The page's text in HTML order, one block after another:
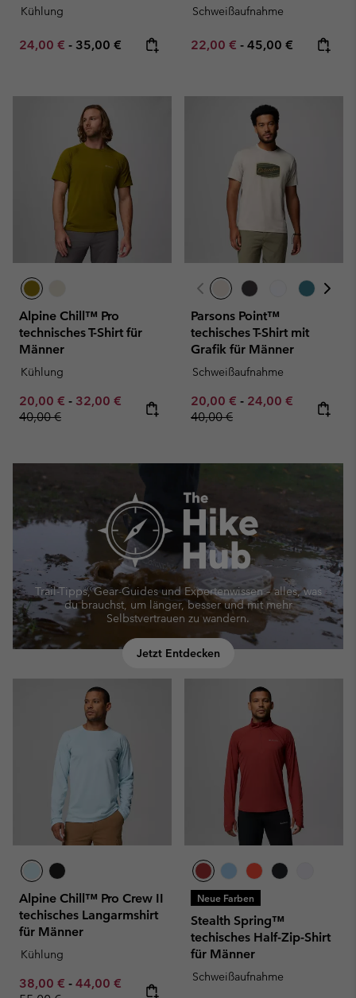
Kühlung
Minimum sale price:
24,00 € - Maximum price:
35,00 €
Schweißaufnahme
Minimum sale price:
22,00 € - Maximum price:
45,00 €
Alpine Chill™ Pro
technisches T-Shirt für
Männer
Kühlung
Minimum sale price:
20,00 € - Maximum sale price:
32,00 € Regular price:
40,00 €
Parsons Point™
techisches T-Shirt mit
Grafik für Männer
Schweißaufnahme
Minimum sale price:
20,00 € - Maximum sale
24,00 € Regular
40,00 €
Trail-Tipps, Gear-Guides und Expertenwissen – alles, was
du brauchst, um länger, besser und mit mehr
Selbstvertrauen zu wandern.
Jetzt Entdecken
Alpine Chill™ Pro Crew II
techisches Langarmshirt
für Männer
Kühlung
Minimum sale price:
38,00 € - Maximum sale price:
44,00 € Regular price:
Neue Farben
Stealth Spring™
techisches Half-Zip-Shirt
für Männer
Schweißaufnahme